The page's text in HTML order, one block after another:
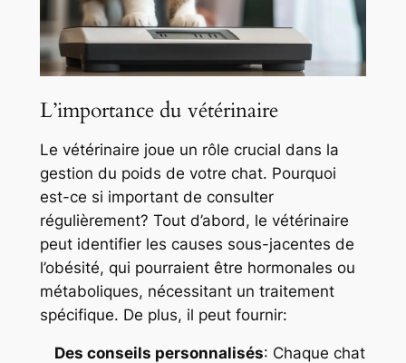
L’importance du vétérinaire
Le vétérinaire joue un rôle crucial dans la
gestion du poids de votre chat. Pourquoi
est-ce si important de consulter
régulièrement? Tout d’abord, le vétérinaire
peut identifier les causes sous-jacentes de
l’obésité, qui pourraient être hormonales ou
métaboliques, nécessitant un traitement
spécifique. De plus, il peut fournir:
Des conseils personnalisés: Chaque chat